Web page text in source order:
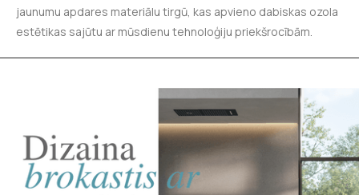
jaunumu apdares materiālu tirgū, kas apvieno dabiskas ozola
estētikas sajūtu ar mūsdienu tehnoloģiju priekšrocībām.